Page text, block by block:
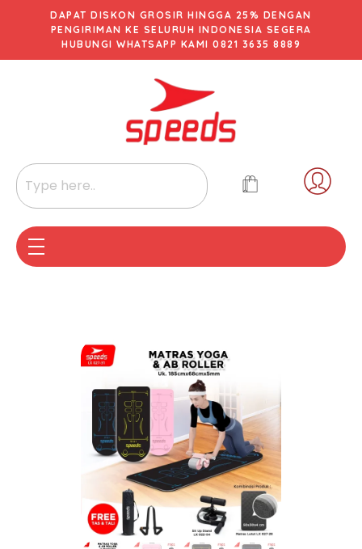
DAPAT DISKON GROSIR HINGGA 25% DENGAN
PENGIRIMAN KE SELURUH INDONESIA SEGERA
HUBUNGI WHATSAPP KAMI 0821 3635 8889